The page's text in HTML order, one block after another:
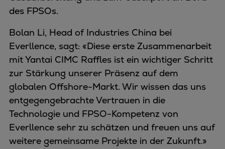
des FPSOs.
Bolan Li, Head of Industries China bei
Everllence, sagt: «Diese erste Zusammenarbeit
mit Yantai CIMC Raffles ist ein wichtiger Schritt
zur Stärkung unserer Präsenz auf dem
globalen Offshore-Markt. Wir wissen das uns
entgegengebrachte Vertrauen in die
Technologie und FPSO-Kompetenz von
Everllence sehr zu schätzen und freuen uns auf
weitere gemeinsame Projekte in der Zukunft.»